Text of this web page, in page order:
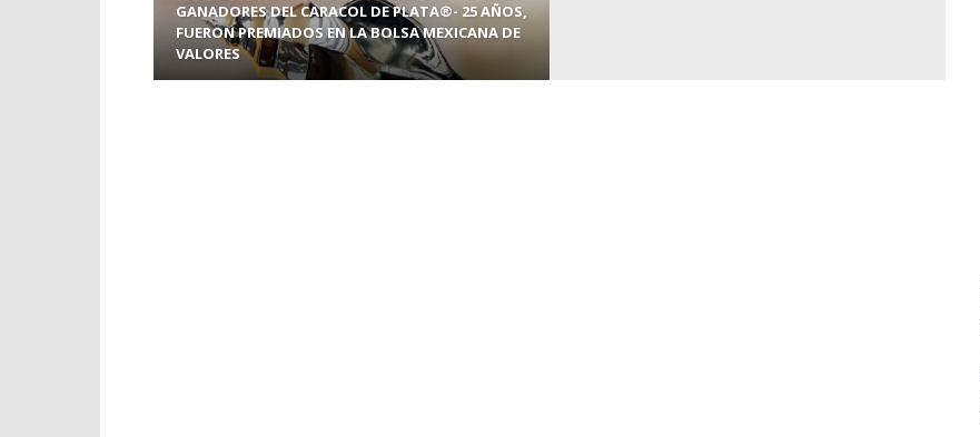
GANADORES DEL CARACOL DE PLATA®- 25 AÑOS,
FUERON PREMIADOS EN LA BOLSA MEXICANA DE
VALORES